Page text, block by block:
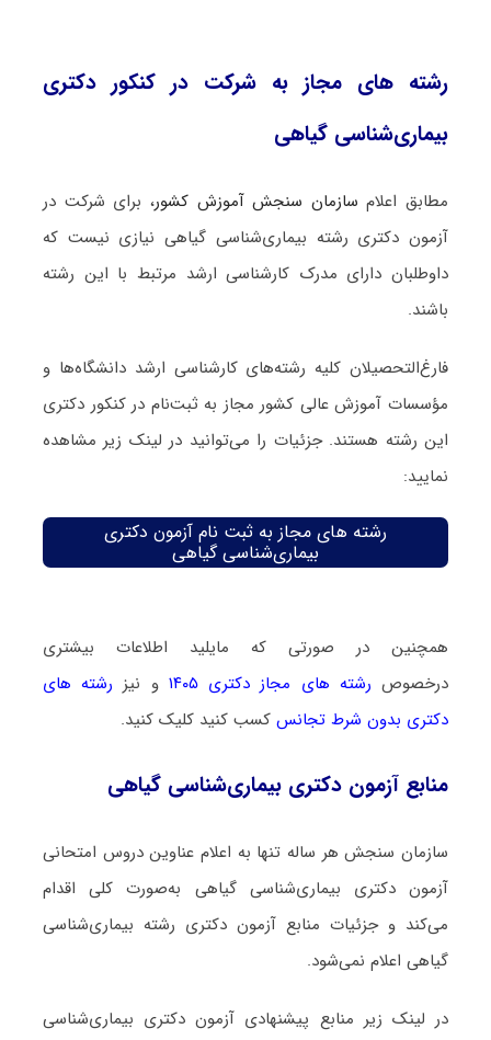
رشته های مجاز به شرکت در کنکور دکتری
بیماری‌شناسی گیاهی
مطابق اعلام سازمان سنجش آموزش کشور، برای شرکت در
آزمون دکتری رشته بیماری‌شناسی گیاهی نیازی نیست که
داوطلبان دارای مدرک کارشناسی ارشد مرتبط با این رشته
باشند.
فارغ‌‌التحصیلان کلیه رشته‌های کارشناسی ارشد دانشگاه‌ها و
مؤسسات آموزش عالی کشور مجاز به ثبت‌نام در کنکور دکتری
این رشته هستند. جزئیات را می‌توانید در لینک زیر مشاهده
نمایید:
رشته های مجاز به ثبت نام آزمون دکتری
بیماری‌شناسی گیاهی
همچنین در صورتی که مایلید اطلاعات بیشتری
درخصوص رشته های مجاز دکتری ۱۴۰۵ و نیز رشته های
دکتری بدون شرط تجانسکسب کنید کلیک کنید.
منابع آزمون دکتری بیماری‌شناسی گیاهی
سازمان سنجش هر ساله تنها به اعلام عناوین دروس امتحانی
آزمون دکتری بیماری‌شناسی گیاهی به‌صورت کلی اقدام
می‌کند و جزئیات منابع آزمون دکتری رشته بیماری‌شناسی
گیاهی اعلام نمی‌شود.
در لینک زیر منابع پیشنهادی آزمون دکتری بیماری‌شناسی